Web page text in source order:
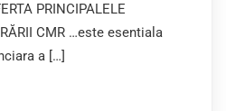
PRINCIPALELE
CMR …este esentiala
a […]